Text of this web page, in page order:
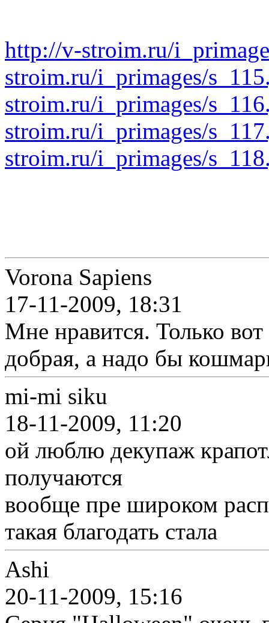
http://v-stroim.ru/
stroim.ru/i_primages/
stroim.ru/i_primages/
stroim.ru/i_primages/
stroim.ru/i_primages/
Vorona Sapiens
17-11-2009, 18:31
Мне нравится. Только
добрая, а надо бы
mi-mi siku
18-11-2009, 11:20
ой люблю декупаж
получаются
вообще пре широком
такая благодать стала
Ashi
20-11-2009, 15:16